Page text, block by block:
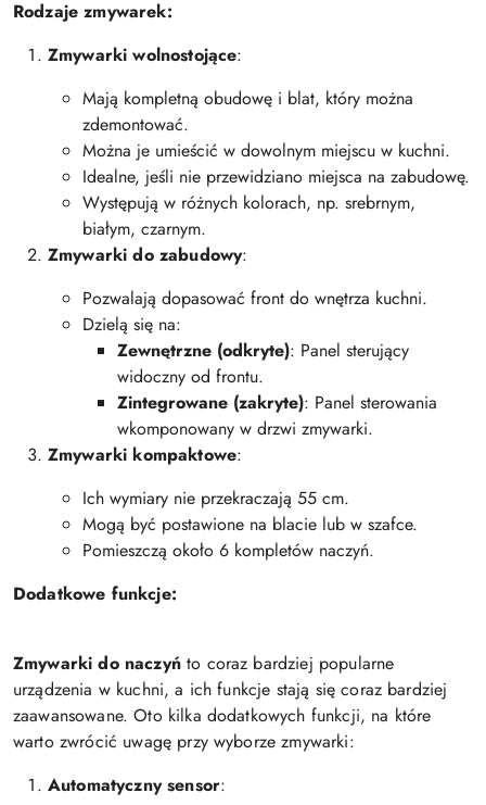
Rodzaje zmywarek:
Zmywarki wolnostojące:
Mają kompletną obudowę i blat, który można
zdemontować.
Można je umieścić w dowolnym miejscu w kuchni.
Idealne, jeśli nie przewidziano miejsca na zabudowę.
Występują w różnych kolorach, np. srebrnym,
białym, czarnym.
Zmywarki do zabudowy:
Pozwalają dopasować front do wnętrza kuchni.
Dzielą się na:
Zewnętrzne (odkryte): Panel sterujący
widoczny od frontu.
Zintegrowane (zakryte): Panel sterowania
wkomponowany w drzwi zmywarki.
Zmywarki kompaktowe:
Ich wymiary nie przekraczają 55 cm.
Mogą być postawione na blacie lub w szafce.
Pomieszczą około 6 kompletów naczyń.
Dodatkowe funkcje:
Zmywarki do naczyńto coraz bardziej popularne
urządzenia w kuchni, a ich funkcje stają się coraz bardziej
zaawansowane. Oto kilka dodatkowych funkcji, na które
warto zwrócić uwagę przy wyborze zmywarki:
Automatyczny sensor: